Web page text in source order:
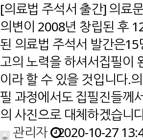
[의료법 주석서 출간] 의료
의변이 2008년 창립된 후
된 의료법 주석서 발간은
고의 노력을 하셔서집필이
이라 할 수 있을 것입니다.
필 과정에서도 집필진들께
의 사진으로 대체하겠습니
관리자 2020-10-27